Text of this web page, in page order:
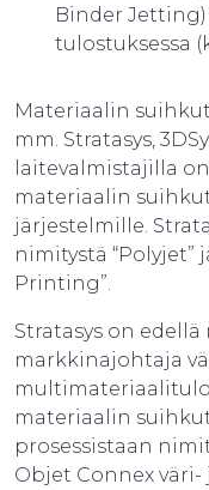
Binder
tulostuksessa
Materiaalin
mm. Stratasys,
laitevalmistajilla
materiaalin
järjestelmille.
nimitystä “Polyjet”
Printing”.
Stratasys on
markkinajohtaja
materiaalin
prosessistaan
Objet Connex